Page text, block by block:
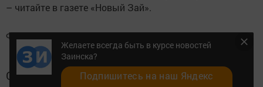
Перейти на страницу новости
Желаете всегда быть в курсе новостей
Заинска?
Подпишитесь на наш Яндекс